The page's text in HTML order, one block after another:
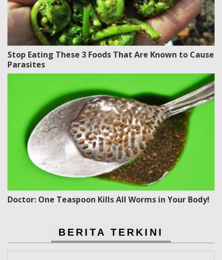
Stop Eating These 3 Foods That Are Known to Cause
Parasites
Doctor: One Teaspoon Kills All Worms in Your Body!
BERITA TERKINI